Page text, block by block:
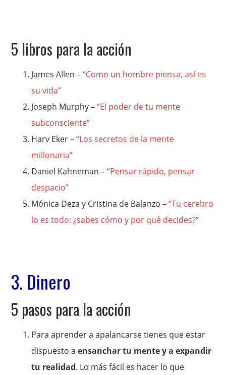
5 libros para la acción
James Allen –“Como un hombre piensa, así es
su vida”
Joseph Murphy –“El poder de tu mente
subconsciente”
Harv Eker –“Los secretos de la mente
millonaria”
Daniel Kahneman –“Pensar rápido, pensar
despacio”
Mónica Deza y Cristina de Balanzo –“Tu cerebro
lo es todo: ¿sabes cómo y por qué decides?”
3. Dinero
5 pasos para la acción
Para aprender a apalancarse tienes que estar
dispuesto aensanchar tu mente y a expandir
tu realidad. Lo más fácil es hacer lo que